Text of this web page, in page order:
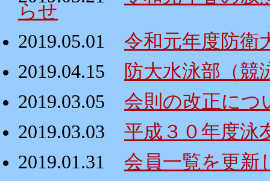
らせ
2019.05.01
令和元年度防衛
2019.04.15
防大水泳部（競
2019.03.05
会則の改正につ
2019.03.03
平成３０年度泳
2019.01.31
会員一覧を更新